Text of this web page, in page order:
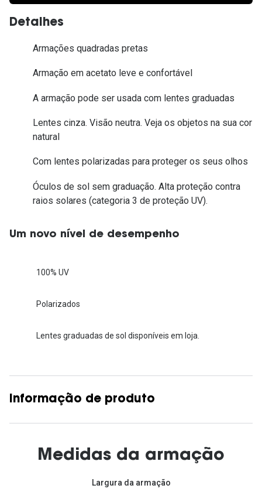
Detalhes
Armações quadradas pretas
Armação em acetato leve e confortável
A armação pode ser usada com lentes graduadas
Lentes cinza. Visão neutra. Veja os objetos na sua cor
natural
Com lentes polarizadas para proteger os seus olhos
Óculos de sol sem graduação. Alta proteção contra
raios solares (categoria 3 de proteção UV).
Um novo nível de desempenho
100% UV
Polarizados
Lentes graduadas de sol disponíveis em loja.
Informação de produto
Medidas da armação
Largura da armação